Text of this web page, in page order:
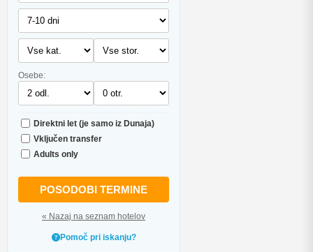
Osebe:
Direktni let (je samo iz Dunaja)
Vključen transfer
Adults only
POSODOBI TERMINE
« Nazaj na seznam hotelov
Pomoč pri iskanju?